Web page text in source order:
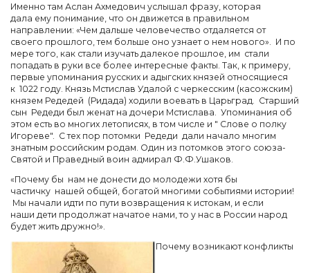
Именно там Аслан Ахмедович услышал фразу, которая
дала ему понимание, что он движется в правильном
направлении: «Чем дальше человечество отдаляется от
своего прошлого, тем больше оно узнает о нем нового». И по
мере того, как стали изучать далекое прошлое, им стали
попадать в руки все более интересные факты. Так, к примеру,
первые упоминания русских и адыгских князей относящиеся
к 1022 году. Князь Мстислав Удалой с черкесским (касожским)
князем Редедей (Ридада) ходили воевать в Царьград. Старший
сын Редеди был женат на дочери Мстислава. Упоминания об
этом есть во многих летописях, в том числе и " Слове о полку
Игореве". С тех пор потомки Редеди дали начало многим
знатным российским родам. Один из потомков этого союза-
Святой и Праведный воин адмирал Ф.Ф.Ушаков.
«Почему бы нам не донести до молодежи хотя бы
частичку нашей общей, богатой многими событиями истории!
Мы начали идти по пути возвращения к истокам, и если
наши дети продолжат начатое нами, то у нас в России народ
будет жить дружно!».
Почему возникают конфликты